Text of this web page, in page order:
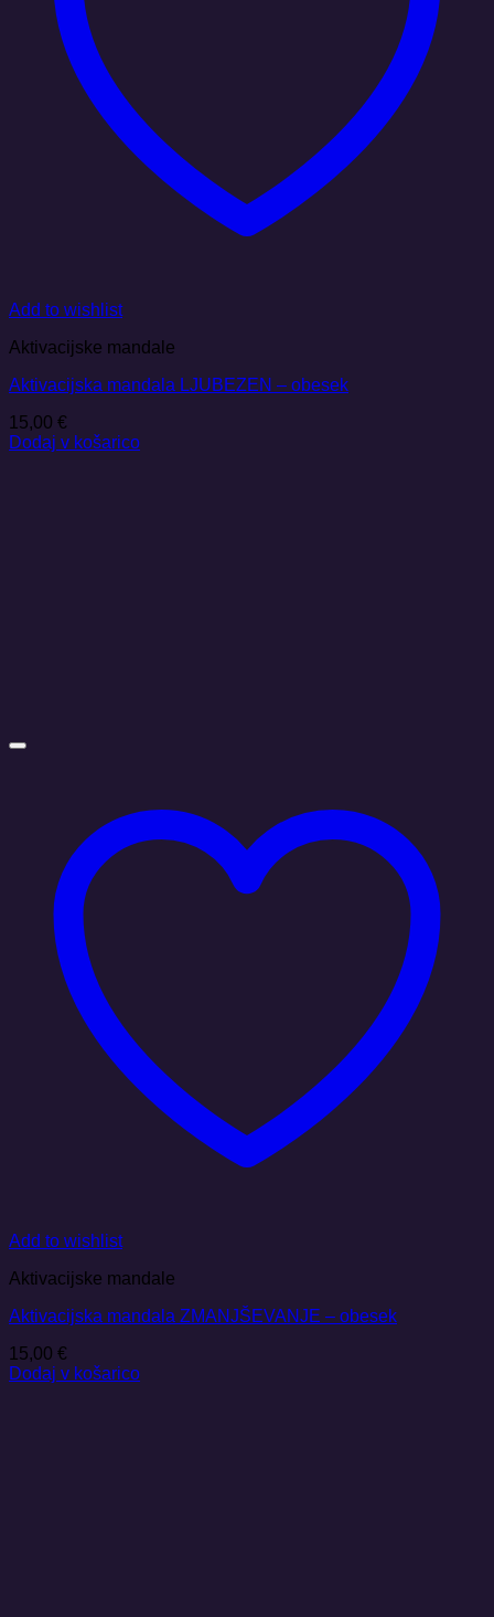
Add to wishlist
Aktivacijske mandale
Aktivacijska mandala LJUBEZEN – obesek
15,00 €
Dodaj v košarico
Add to wishlist
Aktivacijske mandale
Aktivacijska mandala ZMANJŠEVANJE – obesek
15,00 €
Dodaj v košarico